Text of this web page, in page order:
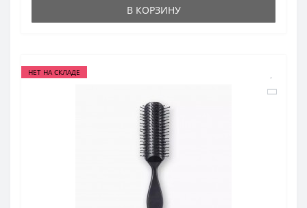
В КОРЗИНУ
НЕТ НА СКЛАДЕ